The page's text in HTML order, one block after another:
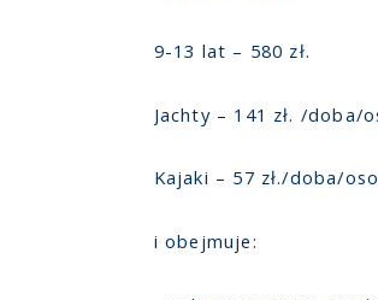
9-13 lat – 580 zł.
Jachty – 141 zł. /doba/
Kajaki – 57 zł./doba/
i obejmuje: